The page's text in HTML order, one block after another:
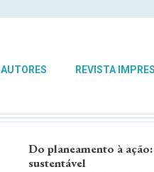
AUTORES REVISTA
Do planeamento à
sustentável